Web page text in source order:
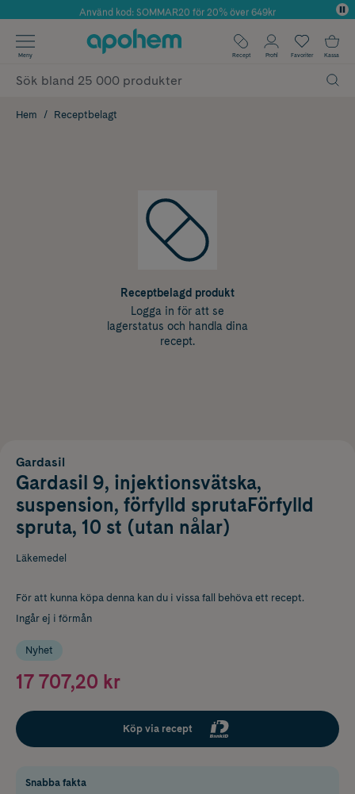
Årets Butik 2025 inom Skönhet
Använd kod: SOMMAR20 för 20% över 649kr
✓ Fri frakt
✓ Poäng på alla köp*
Meny Recept Profil Favoriter Kassa
Hem Receptbelagt
Receptbelagd produkt
Logga in för att se
lagerstatus och handla dina
recept.
Gardasil
Gardasil 9, injektionsvätska,
suspension, förfylld sprutaFörfylld
spruta, 10 st (utan nålar)
Läkemedel
För att kunna köpa denna kan du i vissa fall behöva ett recept.
Ingår ej i förmån
Nyhet
17 707,20 kr
Köp via recept
Snabba fakta